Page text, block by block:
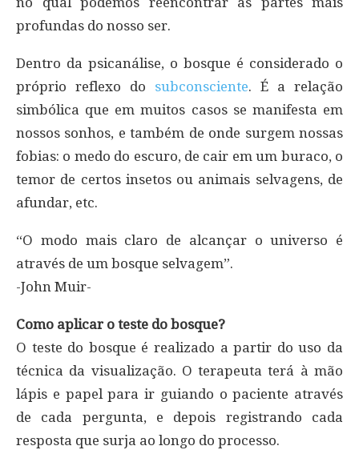
profundas do nosso ser.
Dentro da psicanálise, o bosque é considerado o
próprio reflexo do subconsciente. É a relação
simbólica que em muitos casos se manifesta em
nossos sonhos, e também de onde surgem nossas
fobias: o medo do escuro, de cair em um buraco, o
temor de certos insetos ou animais selvagens, de
afundar, etc.
“O modo mais claro de alcançar o universo é
através de um bosque selvagem”.
-John Muir-
Como aplicar o teste do bosque?
O teste do bosque é realizado a partir do uso da
técnica da visualização. O terapeuta terá à mão
lápis e papel para ir guiando o paciente através
de cada pergunta, e depois registrando cada
resposta que surja ao longo do processo.